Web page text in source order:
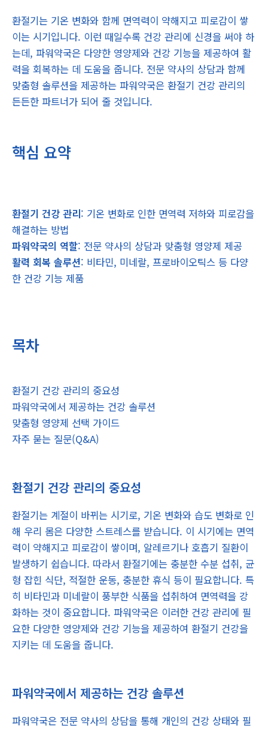
환절기는 기온 변화와 함께 면역력이 약해지고 피로감이 쌓
이는 시기입니다. 이런 때일수록 건강 관리에 신경을 써야 하
는데, 파워약국은 다양한 영양제와 건강 기능을 제공하여 활
력을 회복하는 데 도움을 줍니다. 전문 약사의 상담과 함께
맞춤형 솔루션을 제공하는 파워약국은 환절기 건강 관리의
든든한 파트너가 되어 줄 것입니다.
핵심 요약
환절기 건강 관리: 기온 변화로 인한 면역력 저하와 피로감을
해결하는 방법
파워약국의 역할: 전문 약사의 상담과 맞춤형 영양제 제공
활력 회복 솔루션: 비타민, 미네랄, 프로바이오틱스 등 다양
한 건강 기능 제품
목차
환절기 건강 관리의 중요성
파워약국에서 제공하는 건강 솔루션
맞춤형 영양제 선택 가이드
자주 묻는 질문(Q&A)
환절기 건강 관리의 중요성
환절기는 계절이 바뀌는 시기로, 기온 변화와 습도 변화로 인
해 우리 몸은 다양한 스트레스를 받습니다. 이 시기에는 면역
력이 약해지고 피로감이 쌓이며, 알레르기나 호흡기 질환이
발생하기 쉽습니다. 따라서 환절기에는 충분한 수분 섭취, 균
형 잡힌 식단, 적절한 운동, 충분한 휴식 등이 필요합니다. 특
히 비타민과 미네랄이 풍부한 식품을 섭취하여 면역력을 강
화하는 것이 중요합니다. 파워약국은 이러한 건강 관리에 필
요한 다양한 영양제와 건강 기능을 제공하여 환절기 건강을
지키는 데 도움을 줍니다.
파워약국에서 제공하는 건강 솔루션
파워약국은 전문 약사의 상담을 통해 개인의 건강 상태와 필